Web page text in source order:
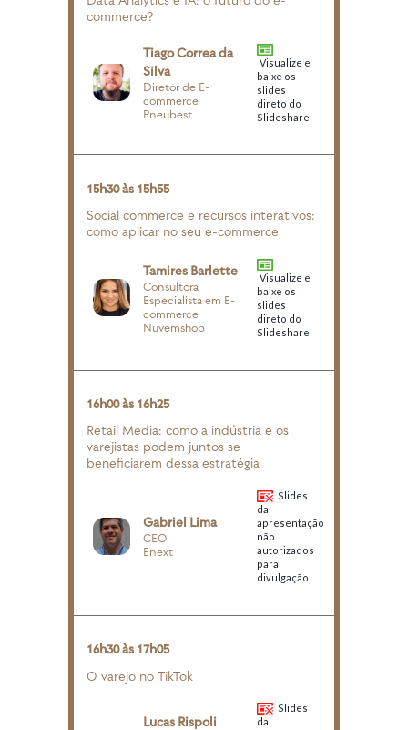
commerce?
Tiago Correa da
Silva
Diretor de E-
commerce
Pneubest
Visualize e
baixe os
slides
direto do
Slideshare
15h30 às 15h55
Social commerce e recursos interativos:
como aplicar no seu e-commerce
Tamires Barlette
Consultora
Especialista em E-
commerce
Nuvemshop
Visualize e
baixe os
slides
direto do
Slideshare
16h00 às 16h25
Retail Media: como a indústria e os
varejistas podem juntos se
beneficiarem dessa estratégia
Gabriel Lima
CEO
Enext
Slides
da
apresentação
não
autorizados
para
divulgação
16h30 às 17h05
O varejo no TikTok
Lucas Rispoli
Slides
da